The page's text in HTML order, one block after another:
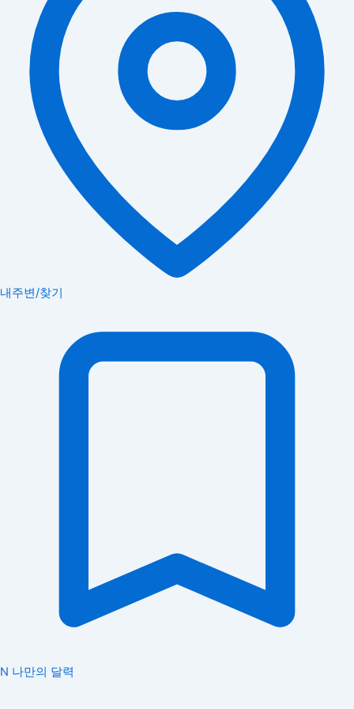
내주변/찾기
N 나만의 달력